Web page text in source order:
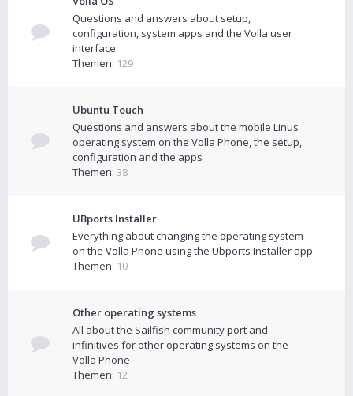
Questions and answers about setup,
configuration, system apps and the Volla user
interface
Themen: 129
Ubuntu Touch
Questions and answers about the mobile Linus
operating system on the Volla Phone, the setup,
configuration and the apps
Themen: 38
UBports Installer
Everything about changing the operating system
on the Volla Phone using the Ubports Installer app
Themen: 10
Other operating systems
All about the Sailfish community port and
infinitives for other operating systems on the
Volla Phone
Themen: 12